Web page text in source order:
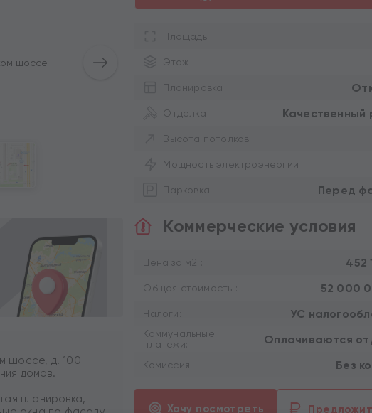
шоссе, д. 100
домов.
планировка,
Площадь
Этаж
Планировка
Отделка Качественный
Высота потолков
Мощность электроэнергии
Парковка Перед
Коммерческие условия
Цена за м2 : 452
Общая стоимость : 52 000
Налоги: УС
Коммунальные
платежи:
Оплачиваются
Комиссия: Без
Хочу посмотреть